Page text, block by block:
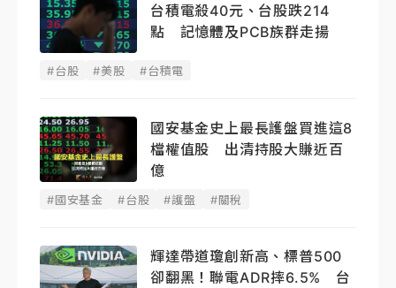
台積電殺40元、台股跌214
點 記憶體及PCB族群走揚
#台股 #美股 #台積電
國安基金史上最長護盤買進這8
檔權值股 出清持股大賺近百
億
#國安基金 #台股 #護盤 #關稅
輝達帶道瓊創新高、標普500
卻翻黑！聯電ADR摔6.5% 台